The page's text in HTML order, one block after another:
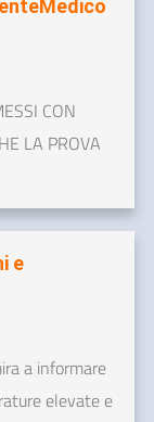
CON
LA PROVA
e
a informare
elevate e